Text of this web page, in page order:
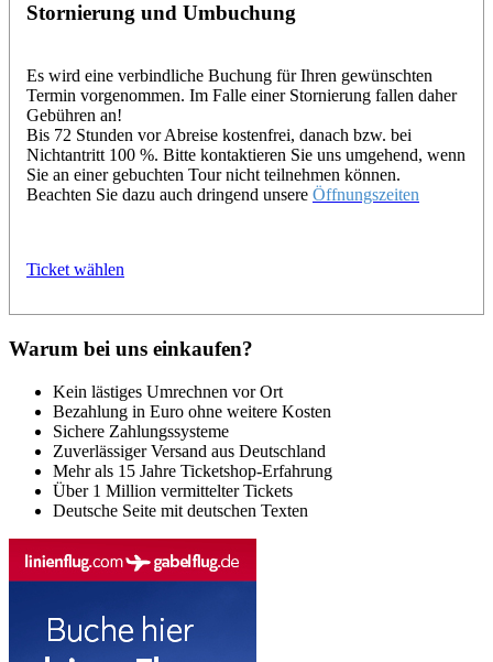
Stornierung und Umbuchung
Es wird eine verbindliche Buchung für Ihren gewünschten
Termin vorgenommen. Im Falle einer Stornierung fallen daher
Gebühren an!
Bis 72 Stunden vor Abreise kostenfrei, danach bzw. bei
Nichtantritt 100 %. Bitte kontaktieren Sie uns umgehend, wenn
Sie an einer gebuchten Tour nicht teilnehmen können.
Beachten Sie dazu auch dringend unsere Öffnungszeiten
Ticket wählen
Warum bei uns einkaufen?
Kein lästiges Umrechnen vor Ort
Bezahlung in Euro ohne weitere Kosten
Sichere Zahlungssysteme
Zuverlässiger Versand aus Deutschland
Mehr als 15 Jahre Ticketshop-Erfahrung
Über 1 Million vermittelter Tickets
Deutsche Seite mit deutschen Texten